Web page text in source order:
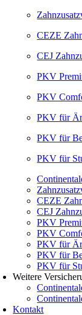
CEZE
CEJ
PKV
PKV
PKV für
PKV für
PKV für
CEZE
CEJ
PKV
PKV
PKV für
PKV für
PKV für
Weitere
Kontakt